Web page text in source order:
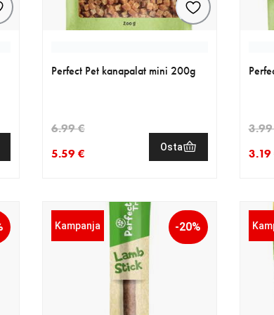
Perfect Pet kanapalat mini 200g
5.59 €
6.99 €
Osta 3.19
Kampanja -20%